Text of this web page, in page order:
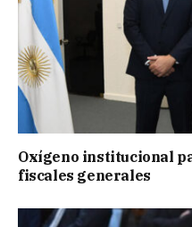
Oxígeno institucional
fiscales generales